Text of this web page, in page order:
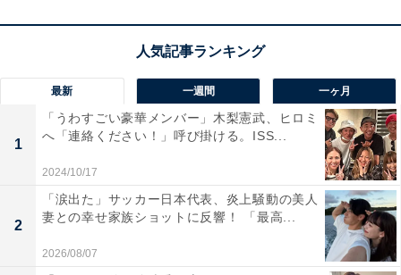
最新 一週間 一ヶ月
1
「うわすごい豪華メンバー」木梨憲武、ヒロミ
へ「連絡ください！」呼び掛ける。ISS...
2024/10/17
2
「涙出た」サッカー日本代表、炎上騒動の美人
妻との幸せ家族ショットに反響！ 「最高...
2026/08/07